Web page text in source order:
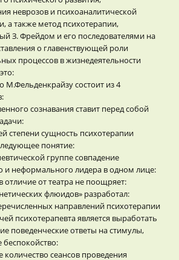
неврозов и психоаналитической
а также метод психотерапии,
З. Фрейдом и его последователями на
о главенствующей роли
процессов в жизнедеятельности
М.Фельденкрайзу состоит из 4
сознавания ставит перед собой
степени сущность психотерапии
понятие:
группе совпадение
и неформального лидера в одном лице:
отличие от театра не поощряет:
флюидов» разработал:
направлений психотерапии
психотерапевта является выработать
поведенческие ответы на стимулы,
сеансов проведения